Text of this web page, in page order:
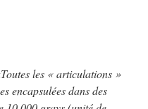
Toutes les « articulations »
encapsulées dans des